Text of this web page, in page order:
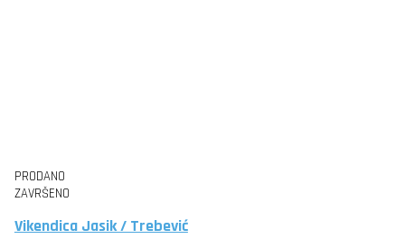
PRODANO
ZAVRŠENO
Vikendica Jasik / Trebević